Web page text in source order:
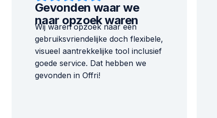
Gevonden waar we
naar opzoek waren
Wij waren opzoek naar een
gebruiksvriendelijke doch flexibele,
visueel aantrekkelijke tool inclusief
goede service. Dat hebben we
gevonden in Offri!